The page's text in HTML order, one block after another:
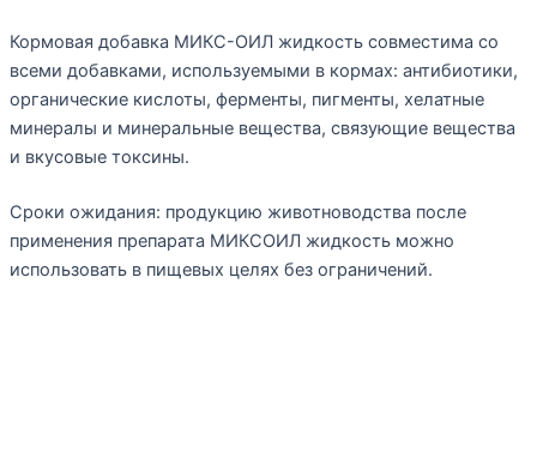
Кормовая добавка МИКС-ОИЛ жидкость совместима со
всеми добавками, используемыми в кормах: антибиотики,
органические кислоты, ферменты, пигменты, хелатные
минералы и минеральные вещества, связующие вещества
и вкусовые токсины.
Сроки ожидания: продукцию животноводства после
применения препарата МИКСОИЛ жидкость можно
использовать в пищевых целях без ограничений.